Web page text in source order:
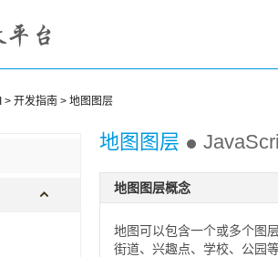
> 开发指南 > 地图图层
地图图层
地图图层概念
地图可以包含一个或多个图
街道、兴趣点、学校、公园